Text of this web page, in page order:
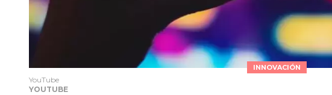
INNOVACIÓN
YouTube
YOUTUBE